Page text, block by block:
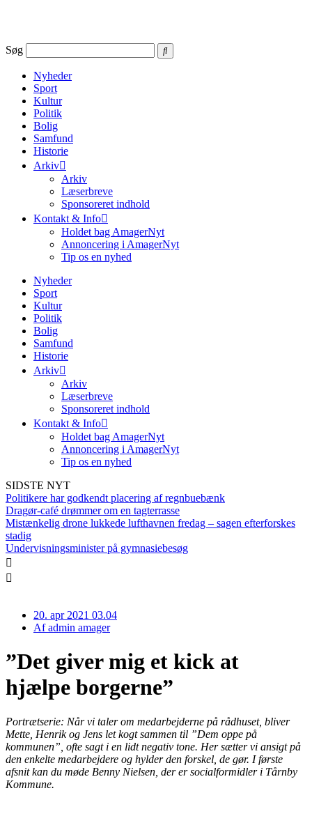
Søg
Nyheder
Sport
Kultur
Politik
Bolig
Samfund
Historie
Arkiv
Arkiv
Læserbreve
Sponsoreret indhold
Kontakt & Info
Holdet bag AmagerNyt
Annoncering i AmagerNyt
Tip os en nyhed
Nyheder
Sport
Kultur
Politik
Bolig
Samfund
Historie
Arkiv
Arkiv
Læserbreve
Sponsoreret indhold
Kontakt & Info
Holdet bag AmagerNyt
Annoncering i AmagerNyt
Tip os en nyhed
SIDSTE NYT
Politikere har godkendt placering af regnbuebænk
Dragør-café drømmer om en tagterrasse
Mistænkelig drone lukkede lufthavnen fredag – sagen efterforskes
stadig
Undervisningsminister på gymnasiebesøg
20. apr 2021 03.04
Afadmin amager
”Det giver mig et kick at
hjælpe borgerne”
Portrætserie: Når vi taler om medarbejderne på rådhuset, bliver
Mette, Henrik og Jens let kogt sammen til ”Dem oppe på
kommunen”, ofte sagt i en lidt negativ tone. Her sætter vi ansigt på
den enkelte medarbejdere og hylder den forskel, de gør. I første
afsnit kan du møde Benny Nielsen, der er socialformidler i Tårnby
Kommune.